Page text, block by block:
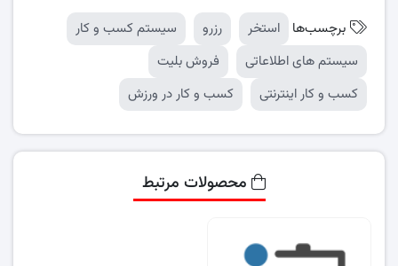
برچسب‌ها استخر رزرو
سیستم کسب و کار
سیستم های اطلاعاتی
فروش بلیت
کسب و کار اینترنتی
کسب و کار در ورزش
محصولات مرتبط